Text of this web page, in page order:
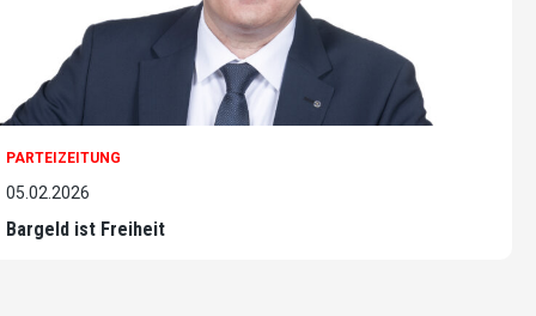
PARTEIZEITUNG
05.02.2026
Bargeld ist Freiheit